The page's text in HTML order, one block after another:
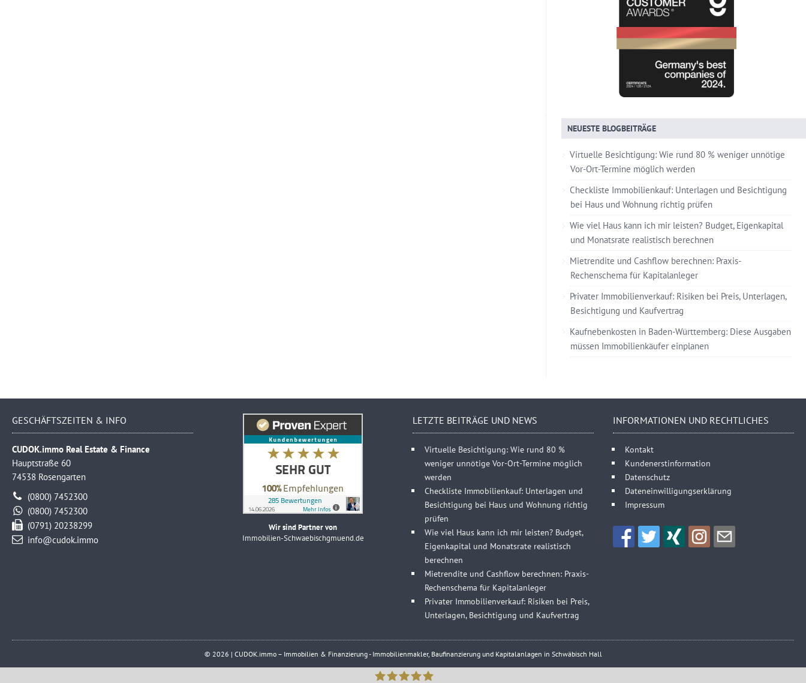
NEUESTE BLOGBEITRÄGE
Virtuelle Besichtigung: Wie rund 80 % weniger unnötige
Vor-Ort-Termine möglich werden
Checkliste Immobilienkauf: Unterlagen und Besichtigung
bei Haus und Wohnung richtig prüfen
Wie viel Haus kann ich mir leisten? Budget, Eigenkapital
und Monatsrate realistisch berechnen
Mietrendite und Cashflow berechnen: Praxis-
Rechenschema für Kapitalanleger
Privater Immobilienverkauf: Risiken bei Preis, Unterlagen,
Besichtigung und Kaufvertrag
Kaufnebenkosten in Baden-Württemberg: Diese Ausgaben
müssen Immobilienkäufer einplanen
GESCHÄFTSZEITEN & INFO
CUDOK.immo Real Estate & Finance
Hauptstraße 60
74538 Rosengarten
(0800) 7452300
(0800) 7452300
(0791) 20238299
info@cudok.immo
Wir sind Partner von
Immobilien-Schwaebischgmuend.de
LETZTE BEITRÄGE UND NEWS
Virtuelle Besichtigung: Wie rund 80 %
weniger unnötige Vor-Ort-Termine möglich
werden
Checkliste Immobilienkauf: Unterlagen und
Besichtigung bei Haus und Wohnung richtig
prüfen
Wie viel Haus kann ich mir leisten? Budget,
Eigenkapital und Monatsrate realistisch
berechnen
Mietrendite und Cashflow berechnen: Praxis-
Rechenschema für Kapitalanleger
Privater Immobilienverkauf: Risiken bei Preis,
Unterlagen, Besichtigung und Kaufvertrag
INFORMATIONEN UND RECHTLICHES
Kontakt
Kundenerstinformation
Datenschutz
Dateneinwilligungserklärung
Impressum
© 2026 | CUDOK.immo – Immobilien & Finanzierung - Immobilienmakler, Baufinanzierung und Kapitalanlagen in Schwäbisch Hall